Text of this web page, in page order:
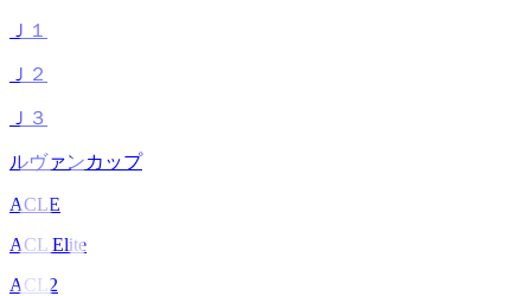
Ｊ１
Ｊ２
Ｊ３
ルヴァンカップ
ACLE
ACL Elite
ACL2